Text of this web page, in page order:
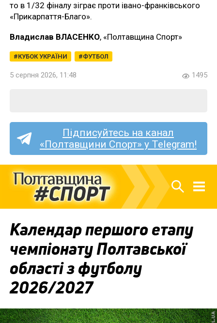
то в 1/32 фіналу зіграє проти івано-франківського
«Прикарпаття-Благо».
Владислав ВЛАСЕНКО, «Полтавщина Спорт»
КУБОК УКРАЇНИ ФУТБОЛ
5 серпня 2026, 11:48 1495
Підписуйтесь на канал
«Полтавщини Спорт» у Telegram!
Календар першого етапу
чемпіонату Полтавської
області з футболу
2026/2027